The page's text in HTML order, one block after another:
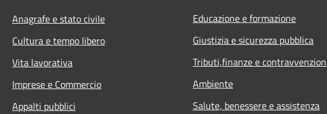
Anagrafe e stato civile
Cultura e tempo libero
Vita lavorativa
Imprese e Commercio
Appalti pubblici
Educazione e formazione
Giustizia e sicurezza pubblica
Tributi,finanze e
Ambiente
Salute, benessere e assistenza